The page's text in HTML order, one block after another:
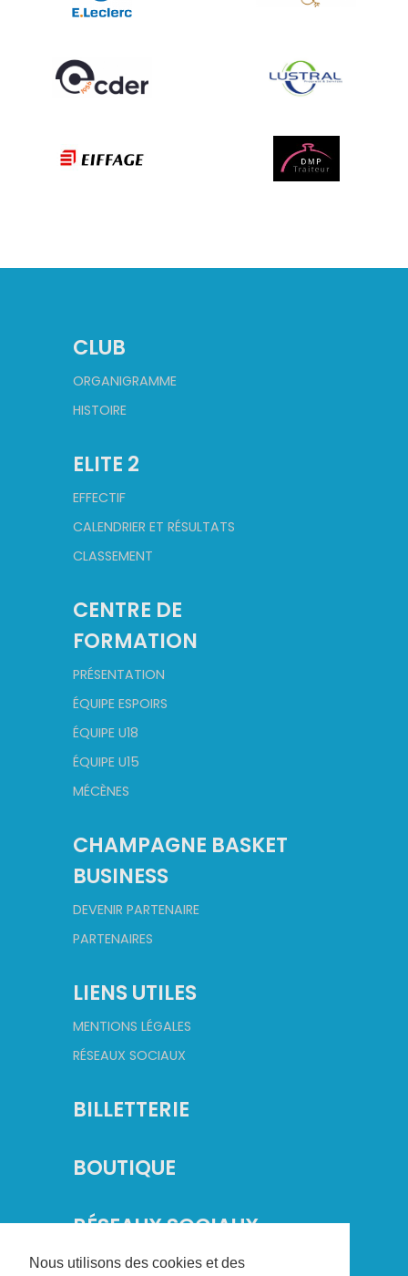
Nous utilisons des cookies et des
CLUB
ORGANIGRAMME
HISTOIRE
ELITE 2
EFFECTIF
CALENDRIER ET RÉSULTATS
CLASSEMENT
CENTRE DE
FORMATION
PRÉSENTATION
ÉQUIPE ESPOIRS
ÉQUIPE U18
ÉQUIPE U15
MÉCÈNES
CHAMPAGNE BASKET
BUSINESS
DEVENIR PARTENAIRE
PARTENAIRES
LIENS UTILES
MENTIONS LÉGALES
RÉSEAUX SOCIAUX
BILLETTERIE
BOUTIQUE
RÉSEAUX SOCIAUX